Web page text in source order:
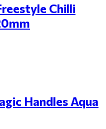
Chilli
Handles Aqua